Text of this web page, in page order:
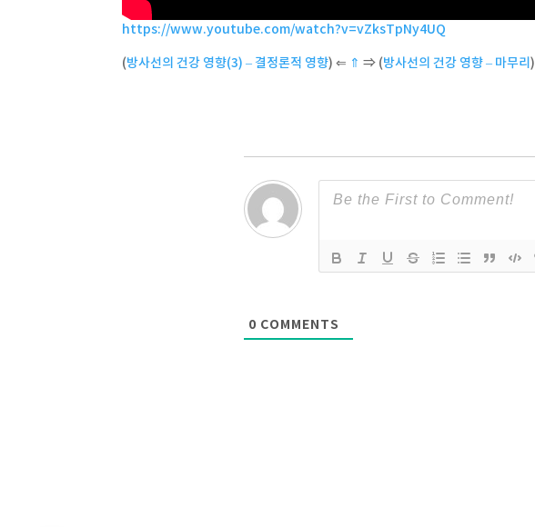
https://www.youtube.com/watch?v=vZksTpNy4UQ
(방사선의 건강 영향(3) – 결정론적 영향) ⇐ ⇑ ⇒ (방사선의 건강 영향 – 마무리)
0 COMMENTS